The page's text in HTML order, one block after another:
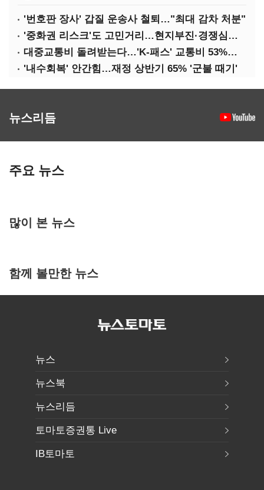
'번호판 장사' 갑질 운송사 철퇴…"최대 감차 처분"
'중화권 리스크'도 고민거리…현지부진·경쟁심화·양안냉각
대중교통비 돌려받는다…'K-패스' 교통비 53%까지 환급
'내수회복' 안간힘…재정 상반기 65% '군불 때기'
뉴스리듬
주요 뉴스
많이 본 뉴스
함께 볼만한 뉴스
뉴스
뉴스북
뉴스리듬
토마토증권통 Live
IB토마토